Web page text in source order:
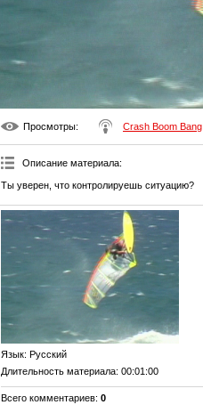
Просмотры: Crash Boom Bang
Описание материала:
Ты уверен, что контролируешь ситуацию?
Язык: Русский
Длительность материала: 00:01:00
Всего комментариев: 0